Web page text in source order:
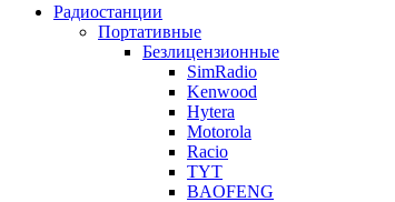
Радиостанции
Портативные
Безлицензионные
SimRadio
Kenwood
Hytera
Motorola
Racio
TYT
BAOFENG